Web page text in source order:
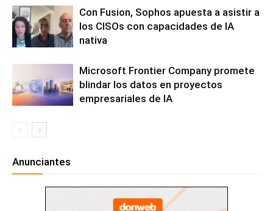
Con Fusion, Sophos apuesta a asistir a
los CISOs con capacidades de IA
nativa
Microsoft Frontier Company promete
blindar los datos en proyectos
empresariales de IA
Anunciantes